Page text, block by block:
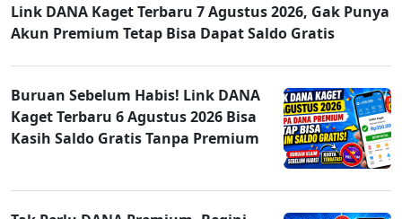
Link DANA Kaget Terbaru 7 Agustus 2026, Gak Punya
Akun Premium Tetap Bisa Dapat Saldo Gratis
Buruan Sebelum Habis! Link DANA
Kaget Terbaru 6 Agustus 2026 Bisa
Kasih Saldo Gratis Tanpa Premium